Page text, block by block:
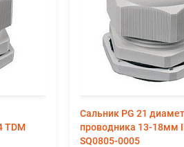
TDM
Сальник PG 21
проводника 13-18мм
SQ0805-0005